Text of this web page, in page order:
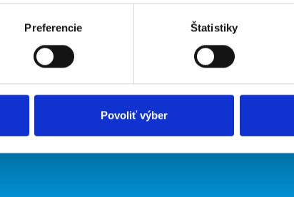
Preferencie Štatistiky
Povoliť výber
O portáli
Podmienky
Upraviť predvoľby cookies
Zásady ochrany osobných